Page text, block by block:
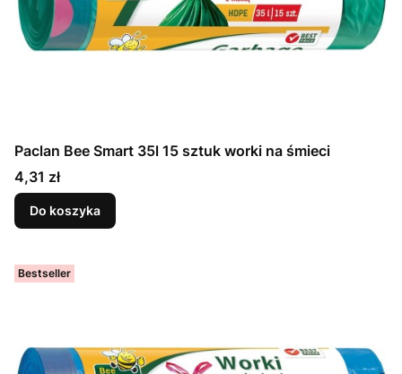
Paclan Bee Smart 35l 15 sztuk worki na śmieci
Cena
4,31 zł
Do koszyka
Bestseller